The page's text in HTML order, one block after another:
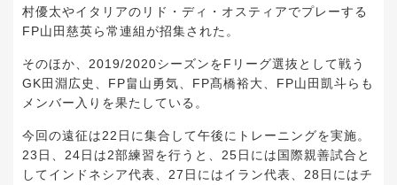
村優太やイタリアのリド・ディ・オスティアでプレーする
FP山田慈英ら常連組が招集された。
そのほか、2019/2020シーズンをFリーグ選抜として戦う
GK田淵広史、FP畠山勇気、FP髙橋裕大、FP山田凱斗らも
メンバー入りを果たしている。
今回の遠征は22日に集合して午後にトレーニングを実施。
23日、24日は2部練習を行うと、25日には国際親善試合と
してインドネシア代表、27日にはイラン代表、28日にはチ